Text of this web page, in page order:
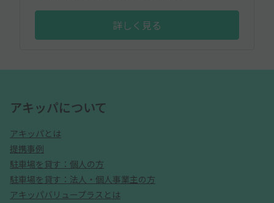
詳しく見る
アキッパについて
アキッパとは
提携事例
駐車場を貸す：個人の方
駐車場を貸す：法人・個人事業主の方
アキッパバリュープラスとは